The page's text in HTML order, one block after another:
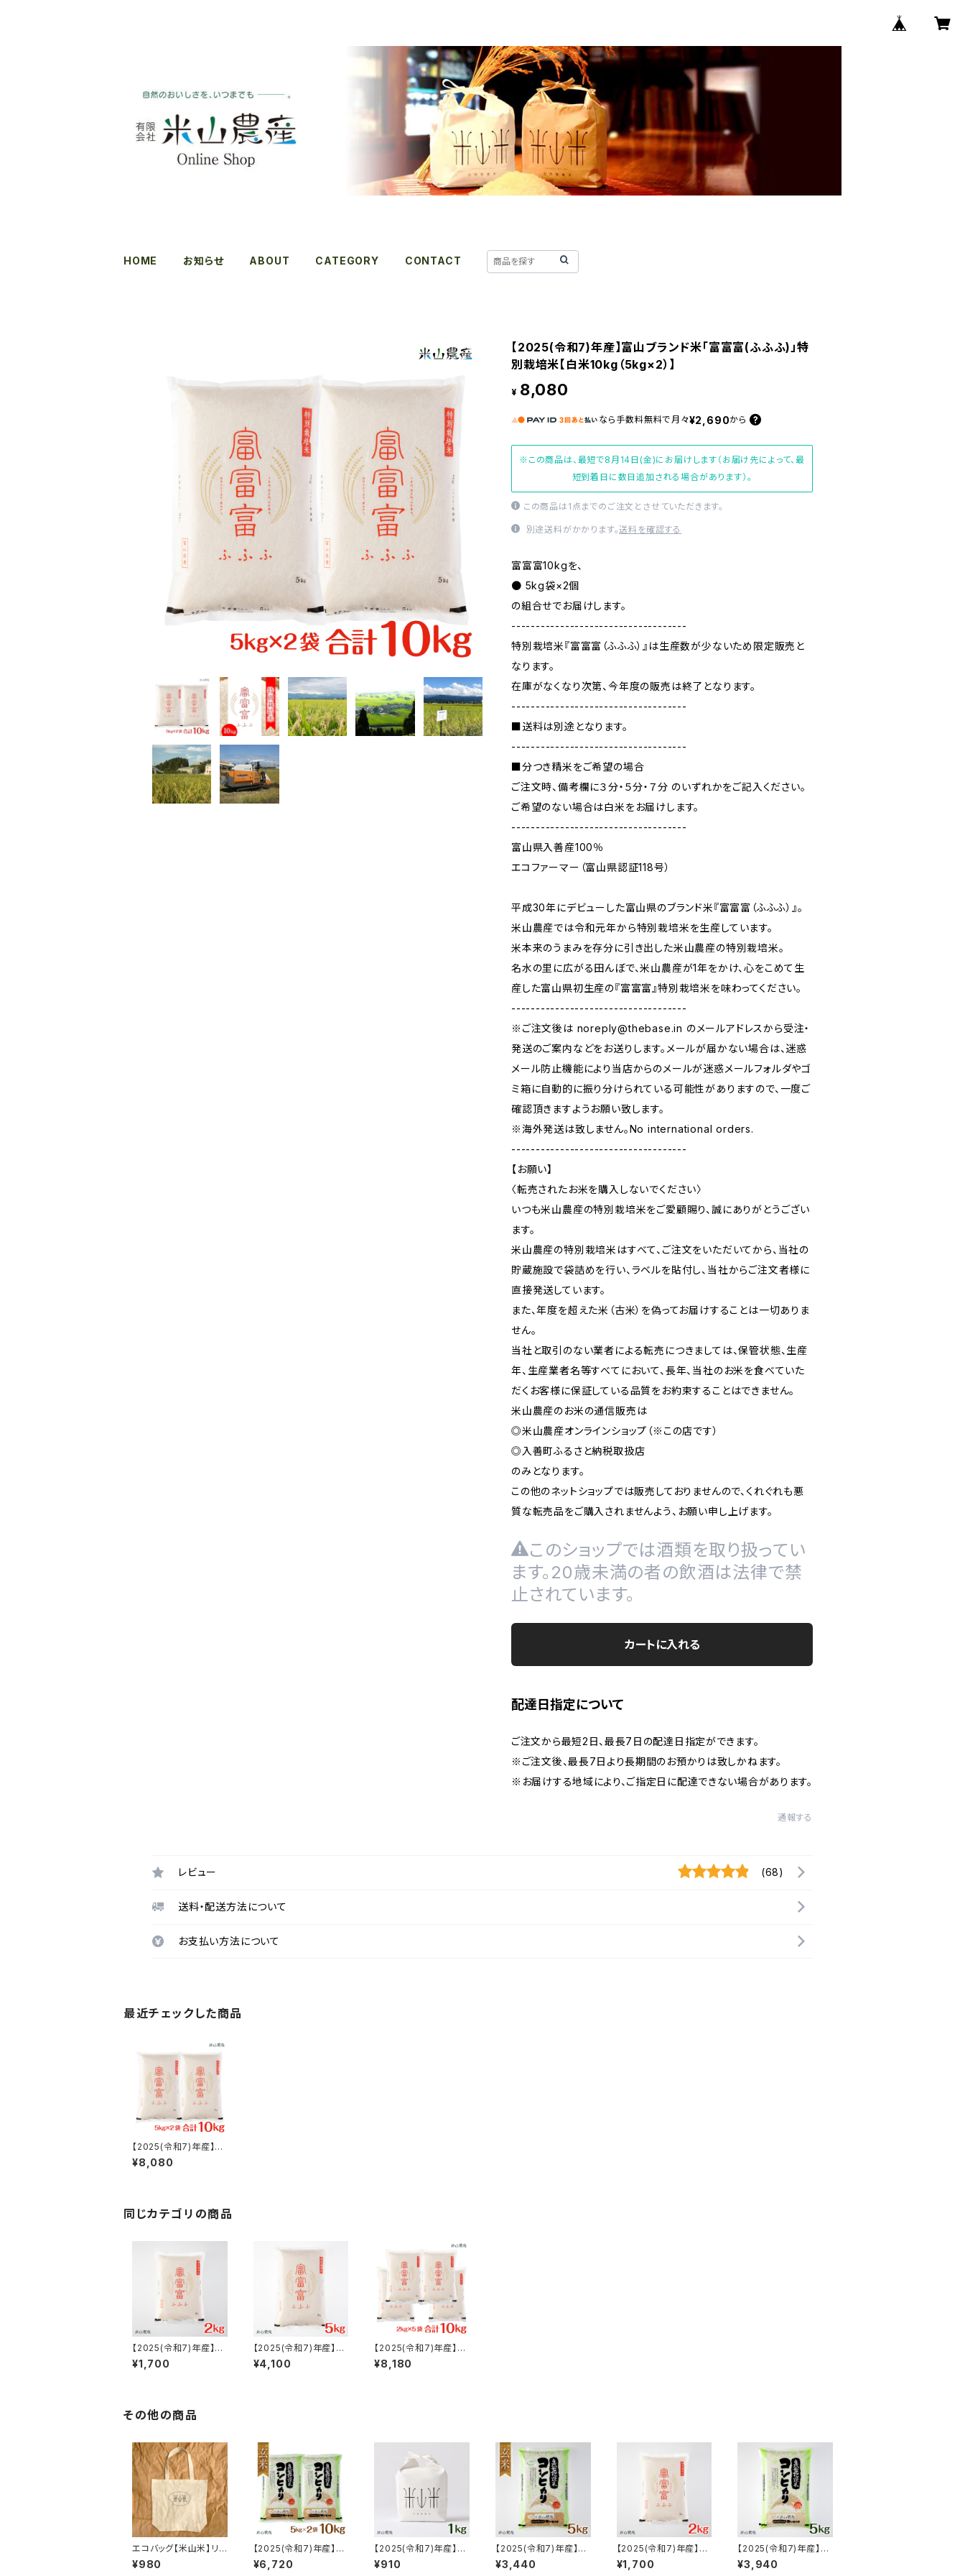
HOME お知らせ ABOUT CATEGORY CONTACT
【2025(令和7)年産】富山ブランド米「富富富(ふふふ)」特
別栽培米【白米10kg（5kg×2）】
¥ 8,080
なら 手数料無料で 月々¥2,690から
※この商品は、最短で8月14日(金)にお届けします（お届け先によって、最
短到着日に数日追加される場合があります）。
この商品は1点までのご注文とさせていただきます。
別途送料がかかります。送料を確認する
富富富10kgを、
● 5kg袋×2個
の組合せでお届けします。
------------------------------------
特別栽培米『富富富（ふふふ）』は生産数が少ないため限定販売と
なります。
在庫がなくなり次第、今年度の販売は終了となります。
------------------------------------
■送料は別途となります。
------------------------------------
■分つき精米をご希望の場合
ご注文時、備考欄に３分・５分・７分 のいずれかをご記入ください。
ご希望のない場合は白米をお届けします。
------------------------------------
富山県入善産100％
エコファーマー（富山県認証118号）
平成30年にデビューした富山県のブランド米『富富富（ふふふ）』。
米山農産では令和元年から特別栽培米を生産しています。
米本来のうまみを存分に引き出した米山農産の特別栽培米。
名水の里に広がる田んぼで、米山農産が1年をかけ、心をこめて生
産した富山県初生産の『富富富』特別栽培米を味わってください。
------------------------------------
※ご注文後は noreply@thebase.in のメールアドレスから受注・
発送のご案内などをお送りします。メールが届かない場合は、迷惑
メール防止機能により当店からのメールが迷惑メールフォルダやゴ
ミ箱に自動的に振り分けられている可能性がありますので、一度ご
確認頂きますようお願い致します。
※海外発送は致しません。No international orders.
------------------------------------
【お願い】
〈転売されたお米を購入しないでください〉
いつも米山農産の特別栽培米をご愛顧賜り、誠にありがとうござい
ます。
米山農産の特別栽培米はすべて、ご注文をいただいてから、当社の
貯蔵施設で袋詰めを行い、ラベルを貼付し、当社からご注文者様に
直接発送しています。
また、年度を超えた米（古米）を偽ってお届けすることは一切ありま
せん。
当社と取引のない業者による転売につきましては、保管状態、生産
年、生産業者名等すべてにおいて、長年、当社のお米を食べていた
だくお客様に保証している品質をお約束することはできません。
米山農産のお米の通信販売は
◎米山農産オンラインショップ（※この店です）
◎入善町ふるさと納税取扱店
のみとなります。
この他のネットショップでは販売しておりませんので、くれぐれも悪
質な転売品をご購入されませんよう、お願い申し上げます。
このショップでは酒類を取り扱ってい
ます。20歳未満の者の飲酒は法律で禁
止されています。
カートに入れる
配達日指定について
ご注文から最短2日、最長7日の配達日指定ができます。
※ご注文後、最長7日より長期間のお預かりは致しかねます。
※お届けする地域により、ご指定日に配達できない場合があります。
通報する
レビュー (68)
送料・配送方法について
お支払い方法について
最近チェックした商品
【2025(令和7)年産】富
山ブランド米「富富富(ふ
ふふ)」特別栽培米【白米
¥8,080
同じカテゴリの商品
【2025(令和7)年産】富
山ブランド米「富富富(ふ
ふふ)」特別栽培米【白米
¥1,700
【2025(令和7)年産】富
山ブランド米「富富富(ふ
ふふ)」特別栽培米【白米
¥4,100
【2025(令和7)年産】富
山ブランド米「富富富(ふ
ふふ)」特別栽培米【白米
¥8,180
その他の商品
エコバッグ【米山米】リサ
イクルコットン100％
¥980
【2025(令和7)年産】
【富山の米】【玄米10kg
（5kg×2）】特別栽培米
¥6,720
【2025(令和7)年産】
【富山の米】贈答用にお
すすめ【白米１kg・専用
¥910
【2025(令和7)年産】
【富山の米】【玄米5kg】
特別栽培米 自然型乾燥
¥3,440
【2025(令和7)年産】富
山ブランド米「富富富(ふ
ふふ)」特別栽培米【白米
¥1,700
【2025(令和7)年産】
【富山の米】【白米5kg】
特別栽培米 自然型乾燥
¥3,940